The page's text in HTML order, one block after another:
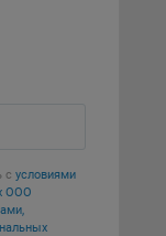
с условиями
ООО